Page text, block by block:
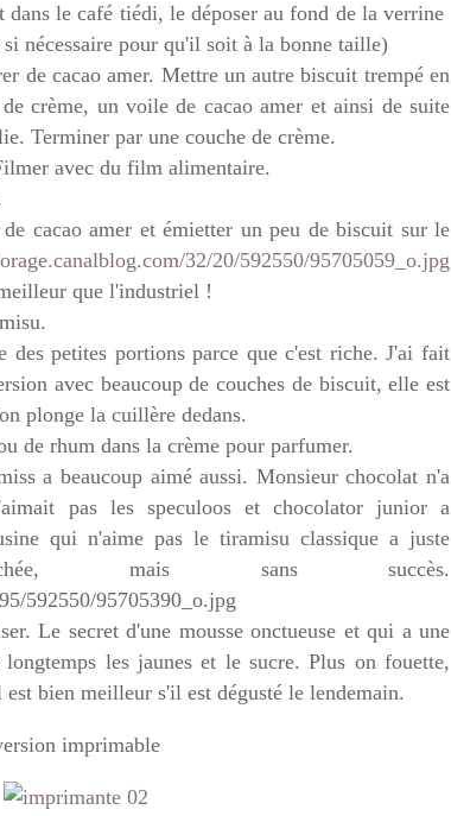
le café tiédi, le déposer au fond de la verrine
nécessaire pour qu'il soit à la bonne taille)
de cacao amer. Mettre un autre biscuit trempé en
crème, un voile de cacao amer et ainsi de suite
Terminer par une couche de crème.
avec du film alimentaire.
cacao amer et émietter un peu de biscuit sur le
que l'industriel !
des petites portions parce que c'est riche. J'ai fait
avec beaucoup de couches de biscuit, elle est
plonge la cuillère dedans.
de rhum dans la crème pour parfumer.
a beaucoup aimé aussi. Monsieur chocolat n'a
pas les speculoos et chocolator junior a
qui n'aime pas le tiramisu classique a juste
mais sans succès.
Le secret d'une mousse onctueuse et qui a une
les jaunes et le sucre. Plus on fouette,
bien meilleur s'il est dégusté le lendemain.
imprimable